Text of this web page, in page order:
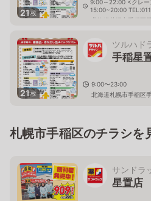
21枚
9:00～22:00 <クレ
15:00~20:00
北海道札幌市手稲区
21枚
ツルハド
手稲星
9:00〜23:00
北海道札幌市手稲区
札幌市手稲区のチラシを
サンドラ
星置店